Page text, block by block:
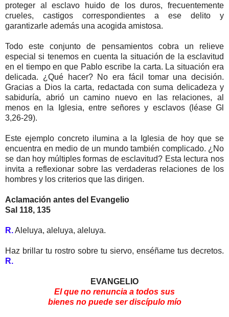
proteger al esclavo huido de los duros, frecuentemente
crueles, castigos correspondientes a ese delito y
garantizarle además una acogida amistosa.
Todo este conjunto de pensamientos cobra un relieve
especial si tenemos en cuenta la situación de la esclavitud
en el tiempo en que Pablo escribe la carta. La situación era
delicada. ¿Qué hacer? No era fácil tomar una decisión.
Gracias a Dios la carta, redactada con suma delicadeza y
sabiduría, abrió un camino nuevo en las relaciones, al
menos en la Iglesia, entre señores y esclavos (léase Gl
3,26-29).
Este ejemplo concreto ilumina a la Iglesia de hoy que se
encuentra en medio de un mundo también complicado. ¿No
se dan hoy múltiples formas de esclavitud? Esta lectura nos
invita a reflexionar sobre las verdaderas relaciones de los
hombres y los criterios que las dirigen.
Aclamación antes del Evangelio
Sal 118, 135
R.Aleluya, aleluya, aleluya.
Haz brillar tu rostro sobre tu siervo, enséñame tus decretos.
R.
EVANGELIO
El que no renuncia a todos sus
bienes no puede ser discípulo mío